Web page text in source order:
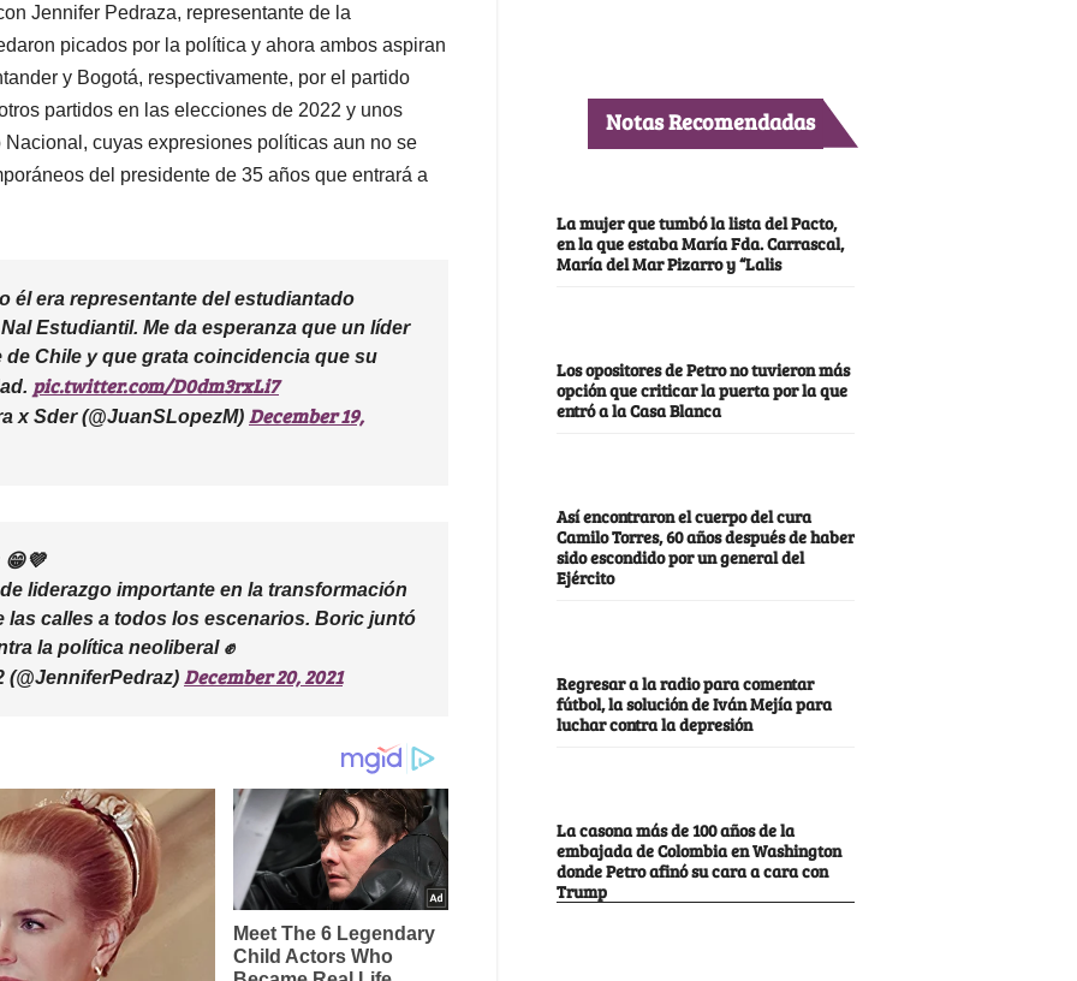
Jennifer Pedraza, representante de la
picados por la política y ahora ambos aspiran
y Bogotá, respectivamente, por el partido
partidos en las elecciones de 2022 y unos
cuyas expresiones políticas aun no se
del presidente de 35 años que entrará a
él era representante del estudiantado
Estudiantil. Me da esperanza que un líder
Chile y que grata coincidencia que su
pic.twitter.com/D0dm3rxLi7
x Sder (@JuanSLopezM) December 19,
liderazgo importante en la transformación
calles a todos los escenarios. Boric juntó
la política neoliberal ✊
(@JenniferPedraz) December 20, 2021
Notas Recomendadas
La mujer que tumbó la lista del Pacto,
en la que estaba María Fda. Carrascal,
María del Mar Pizarro y “Lalis
Los opositores de Petro no tuvieron más
opción que criticar la puerta por la que
entró a la Casa Blanca
Así encontraron el cuerpo del cura
Camilo Torres, 60 años después de haber
sido escondido por un general del
Ejército
Regresar a la radio para comentar
fútbol, la solución de Iván Mejía para
luchar contra la depresión
La casona más de 100 años de la
embajada de Colombia en Washington
donde Petro afinó su cara a cara con
Trump